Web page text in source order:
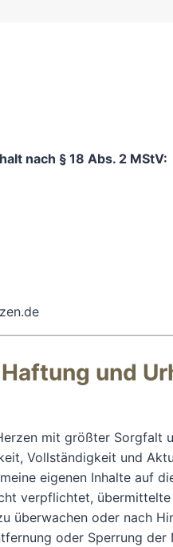
nach § 18 Abs. 2 MStV:
und
mit größter Sorgfalt
Vollständigkeit und
eigenen Inhalte auf
verpflichtet,
überwachen oder nach
oder Sperrung